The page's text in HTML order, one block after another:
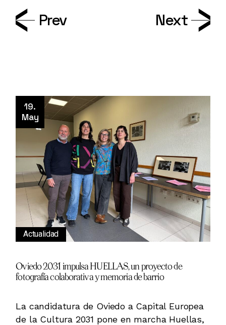
Prev Next
19.
May
Actualidad
Oviedo 2031 impulsa HUELLAS, un proyecto de
fotografía colaborativa y memoria de barrio
La candidatura de Oviedo a Capital Europea
de la Cultura 2031 pone en marcha Huellas,